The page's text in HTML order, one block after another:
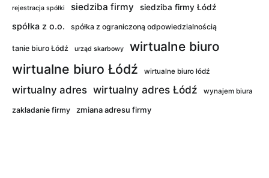
rejestracja spółki siedziba firmy siedziba firmy Łódź
spółka z o.o. spółka z ograniczoną odpowiedzialnością
tanie biuro Łódź urząd skarbowy wirtualne biuro
wirtualne biuro Łódź wirtualne biuro łódź
wirtualny adres wirtualny adres Łódź wynajem biura
zakładanie firmy zmiana adresu firmy